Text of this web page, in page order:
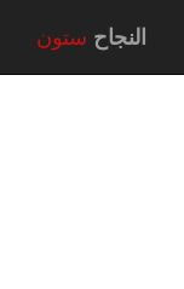
النجاح ستون